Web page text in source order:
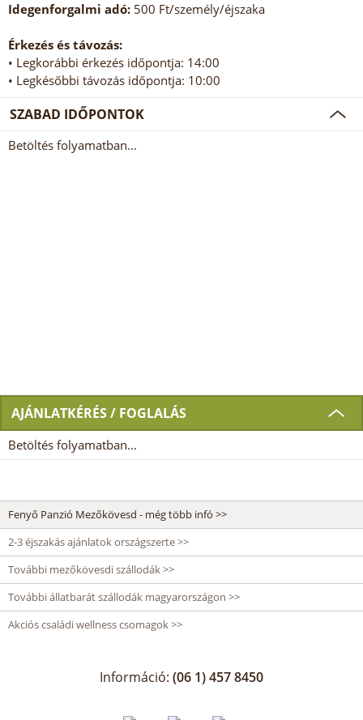
Idegenforgalmi adó: 500 Ft/személy/éjszaka
Érkezés és távozás:
• Legkorábbi érkezés időpontja: 14:00
• Legkésőbbi távozás időpontja: 10:00
SZABAD IDŐPONTOK
Betöltés folyamatban...
AJÁNLATKÉRÉS / FOGLALÁS
Betöltés folyamatban...
Fenyő Panzió Mezőkövesd - még több infó >>
2-3 éjszakás ajánlatok országszerte >>
További mezőkövesdi szállodák >>
További állatbarát szállodák magyarországon >>
Akciós családi wellness csomagok >>
Információ: (06 1) 457 8450